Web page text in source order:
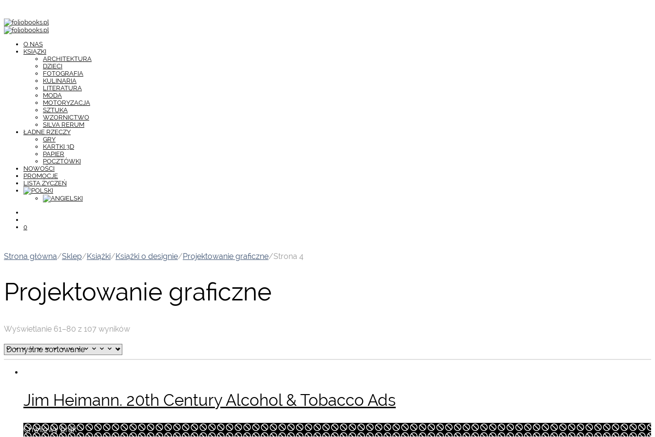
O NAS
KSIĄŻKI
ARCHITEKTURA
DZIECI
FOTOGRAFIA
KULINARIA
LITERATURA
MODA
MOTORYZACJA
SZTUKA
WZORNICTWO
SILVA RERUM
ŁADNE RZECZY
GRY
KARTKI 3D
PAPIER
POCZTÓWKI
NOWOŚCI
PROMOCJE
LISTA ŻYCZEŃ
0
Strona główna/Sklep/Książki/Książki o designie/Projektowanie graficzne/Strona 4
Projektowanie graficzne
Wyświetlanie 61–80 z 107 wyników
Jim Heimann. 20th Century Alcohol & Tobacco Ads
Chwilowy brak